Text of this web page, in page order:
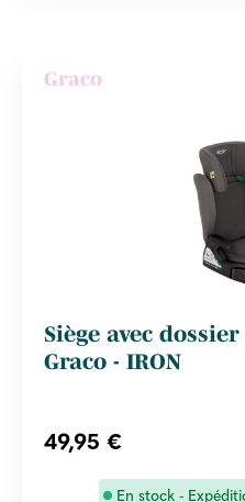
Graco
Siège avec
Graco - IRON
49,95 €
En stock -